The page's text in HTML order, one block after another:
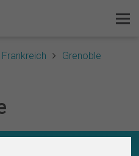
Frankreich
Grenoble
ist SurveyCircle
Ranking